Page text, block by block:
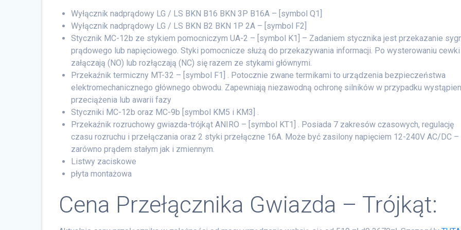
Wyłącznik nadprądowy LG / LS BKN B16 BKN 3P B16A – [symbol Q1]
Wyłącznik nadprądowy LG / LS BKN B2 BKN 1P 2A – [symbol F2]
Stycznik MC-12b ze stykiem pomocniczym UA-2 – [symbol K1] – Zadaniem stycznika jest przekazanie
prądowego lub napięciowego. Styki pomocnicze służą do przekazywania informacji. Po wysterowaniu cewki
załączają (NO) lub rozłączają (NC) się razem ze stykami głównymi.
Przekaźnik termiczny MT-32 – [symbol F1] . Potocznie zwane termikami to urządzenia bezpieczeństwa
elektromechanicznego głównego obwodu. Zapewniają niezawodną ochronę silników w przypadku
przeciążenia lub awarii fazy
Styczniki MC-12b oraz MC-9b [symbol KM5 i KM3] .
Przekaźnik rozruchowy gwiazda-trójkąt ANIRO – [symbol KT1] . Posiada 7 zakresów czasowych, regulację
czasu rozruchu i przełączania oraz 2 styki przełączne 16A. Może być zasilony napięciem 12-240V AC/DC –
zarówno prądem stałym jak i zmiennym.
Listwy zaciskowe
płyta montażowa
Cena Przełącznika Gwiazda – Trójkąt: